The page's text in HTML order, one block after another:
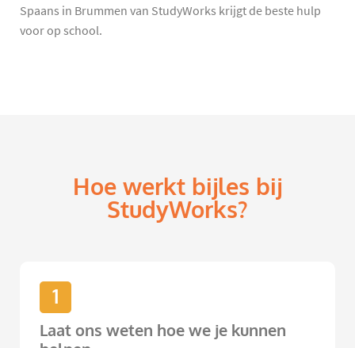
Spaans in Brummen van StudyWorks krijgt de beste hulp
voor op school.
Hoe werkt bijles bij
StudyWorks?
1
Laat ons weten hoe we je kunnen